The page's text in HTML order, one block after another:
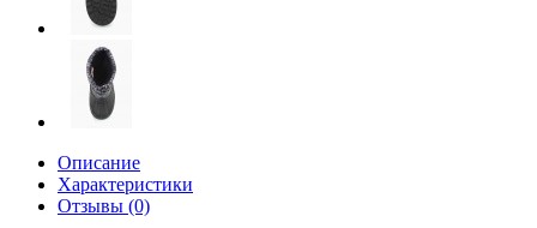
Описание
Характеристики
Отзывы (0)